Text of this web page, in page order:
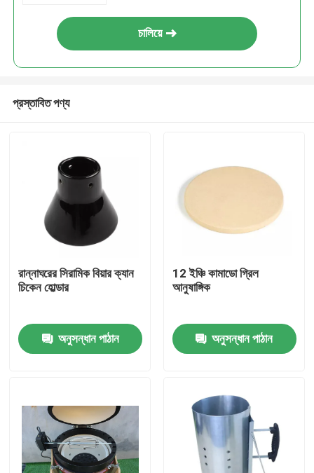
পণ্য
আমাদের সম্পর্কে
চালিয়ে
প্রস্তাবিত পণ্য
রান্নাঘরের সিরামিক বিয়ার ক্যান
চিকেন হোল্ডার
অনুসন্ধান পাঠান
12 ইঞ্চি কামাডো গ্রিল
আনুষাঙ্গিক
অনুসন্ধান পাঠান